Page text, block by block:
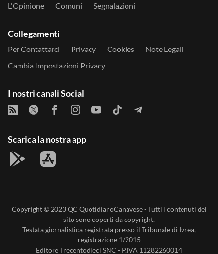
L'Opinione
Comuni Segnalazioni
Collegamenti
Per Contattarci Privacy Cookies
Note Legali
Cambia Impostazioni Privacy
I nostri canali Social
Scarica la nostra app
Copyright © 2023QC QuotidianoCanavese- Tutti i contenuti del
sito sono coperti da copyright.
Testata giornalistica registrata presso il Tribunale di Ivrea,
registrazione 1/2015
EditoreTrecentodieci SNC - P.IVA 11282260014